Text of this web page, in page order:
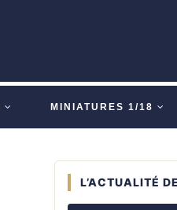
MINIATURES 1/18
L’ACTUALITÉ